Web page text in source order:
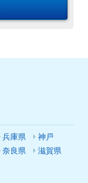
兵庫県
神戸
奈良県
滋賀県